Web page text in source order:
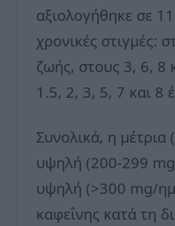
αξιολογήθηκε σε
χρονικές στιγμές:
ζωής, στους 3, 6, 8
1.5, 2, 3, 5, 7 και 8
Συνολικά, η
υψηλή (200-299
υψηλή (>300 mg/
καφεΐνης κατά τη